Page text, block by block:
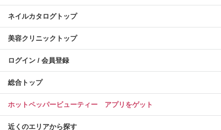
ネイルカタログトップ
美容クリニックトップ
ログイン / 会員登録
総合トップ
ホットペッパービューティー アプリをゲット
近くのエリアから探す